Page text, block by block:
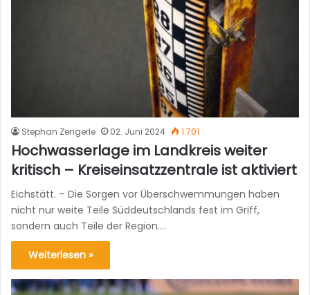
Stephan Zengerle 02. Juni 2024 1.701
Hochwasserlage im Landkreis weiter
kritisch – Kreiseinsatzzentrale ist aktiviert
Eichstätt. – Die Sorgen vor Überschwemmungen haben
nicht nur weite Teile Süddeutschlands fest im Griff,
sondern auch Teile der Region.…
Weiterlesen »